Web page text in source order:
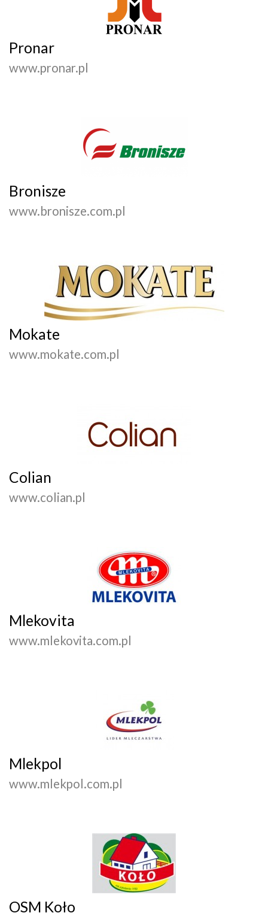
Pronar
www.pronar.pl
Bronisze
www.bronisze.com.pl
Mokate
www.mokate.com.pl
Colian
www.colian.pl
Mlekovita
www.mlekovita.com.pl
Mlekpol
www.mlekpol.com.pl
OSM Koło